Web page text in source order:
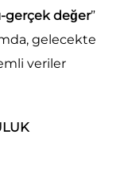
gerçek değer”
gelecekte
veriler